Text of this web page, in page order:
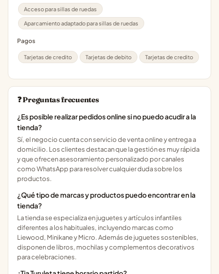
Acceso para sillas de ruedas
Aparcamiento adaptado para sillas de ruedas
Pagos
Tarjetas de credito Tarjetas de debito Tarjetas de credito
❓ Preguntas frecuentes
¿Es posible realizar pedidos online si no puedo acudir a la
tienda?
Sí, el negocio cuenta con servicio de venta online y entrega a
domicilio. Los clientes destacan que la gestión es muy rápida
y que ofrecen asesoramiento personalizado por canales
como WhatsApp para resolver cualquier duda sobre los
productos.
¿Qué tipo de marcas y productos puedo encontrar en la
tienda?
La tienda se especializa en juguetes y artículos infantiles
diferentes a los habituales, incluyendo marcas como
Liewood, Minikane y Micro. Además de juguetes sostenibles,
disponen de libros, mochilas y complementos decorativos
para celebraciones.